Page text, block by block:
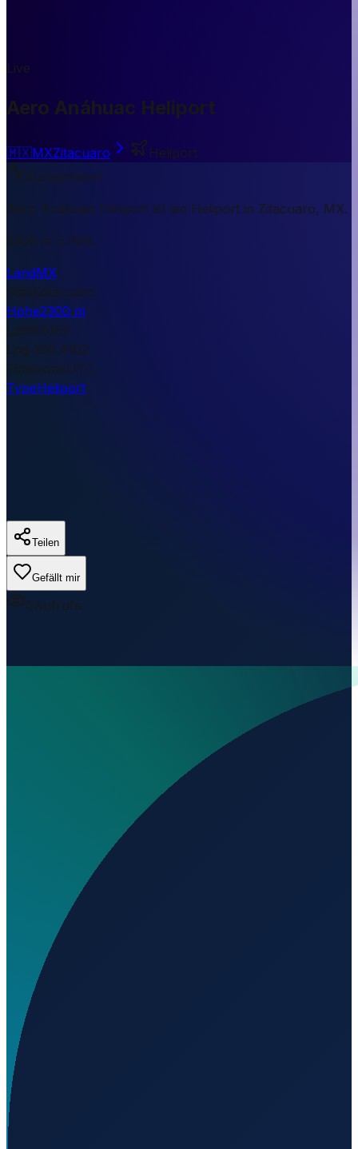
Live
Aero Anáhuac Heliport
🇲🇽MXZitacuaro
Heliport
Kurzantwort
Aero Anáhuac Heliport ist ein Heliport in Zitacuaro, MX.
2300 m ü. NN.
LandMX
StadtZitacuaro
Höhe2300 m
Lat19.5167
Lng-100.4102
TimezoneUTC
TypeHeliport
Teilen
Gefällt mir
0Aufrufe